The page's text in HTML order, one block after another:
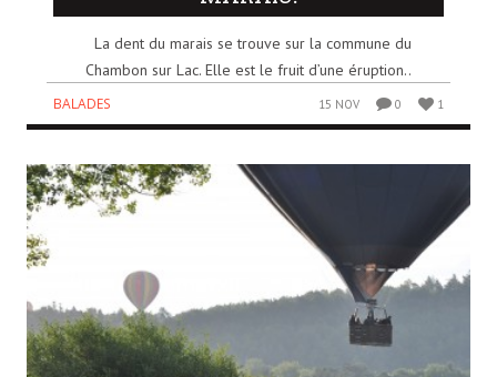
La dent du marais se trouve sur la commune du
Chambon sur Lac. Elle est le fruit d’une éruption..
BALADES 15 NOV 0 1